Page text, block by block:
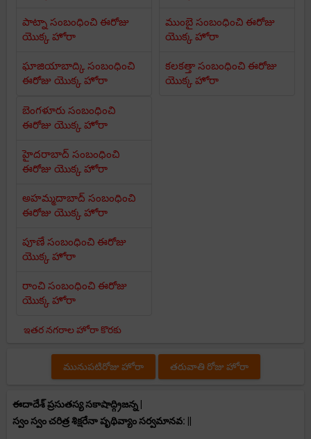
పాట్నా సంబంధించి ఈరోజు
యొక్క హోరా
ఘాజియాబాద్కి సంబంధించి
ఈరోజు యొక్క హోరా
ముంబై సంబంధించి ఈరోజు
యొక్క హోరా
కలకత్తా సంబంధించి ఈరోజు
యొక్క హోరా
బెంగళూరు సంబంధించి
ఈరోజు యొక్క హోరా
హైదరాబాద్ సంబంధించి
ఈరోజు యొక్క హోరా
అహమ్మదాబాద్ సంబంధించి
ఈరోజు యొక్క హోరా
పూణే సంబంధించి ఈరోజు
యొక్క హోరా
రాంచి సంబంధించి ఈరోజు
యొక్క హోరా
ఇతర నగరాల హోరా కొరకు
మునుపటిరోజు హోరా తరువాతి రోజు హోరా
ఈదాదేశ్ ప్రసుతస్య సకాషాద్గ్రిజన్న |
స్వం స్వం చరిత్ర శిక్షరేనా పృథివ్యాం సర్వమానవ: ||